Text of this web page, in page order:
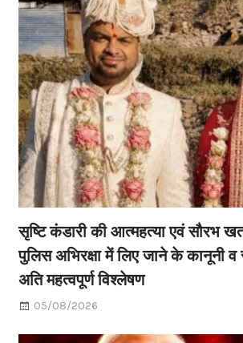
सृष्टि कंडारी की आत्महत्या एवं सौरभ
पुलिस अभिरक्षा में लिए जाने के कानूनी व
अति महत्वपूर्ण विश्लेषण
05/08/2026